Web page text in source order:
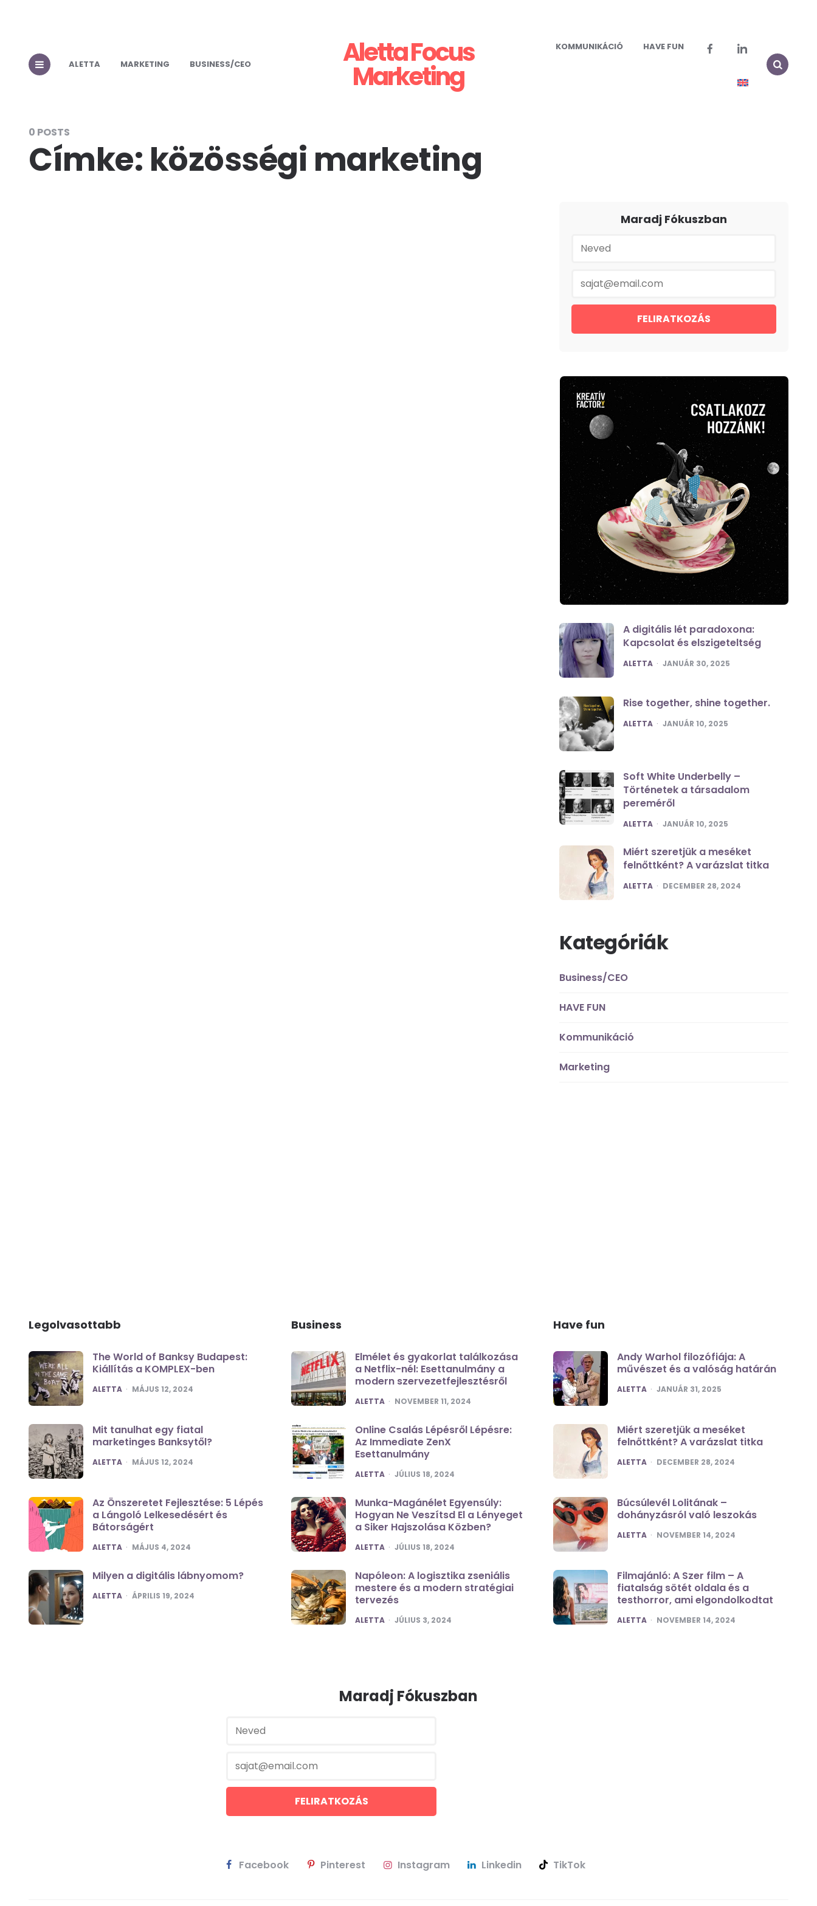
ALETTA MARKETING BUSINESS/CEO Aletta Focus
Marketing
KOMMUNIKÁCIÓ HAVE FUN
0 POSTS
Címke: közösségi marketing
Maradj Fókuszban
A digitális lét paradoxona:
Kapcsolat és elszigeteltség
POSTED
ALETTA JANUÁR 30, 2025
Rise together, shine together.
POSTED
ALETTA JANUÁR 10, 2025
Soft White Underbelly –
Történetek a társadalom
pereméről
POSTED
ALETTA JANUÁR 10, 2025
Miért szeretjük a meséket
felnőttként? A varázslat titka
POSTED
ALETTA DECEMBER 28, 2024
Kategóriák
Business/CEO
HAVE FUN
Kommunikáció
Marketing
Legolvasottabb
The World of Banksy Budapest:
Kiállítás a KOMPLEX-ben
POSTED
ALETTA MÁJUS 12, 2024
Mit tanulhat egy fiatal
marketinges Banksytől?
POSTED
ALETTA MÁJUS 12, 2024
Az Önszeretet Fejlesztése: 5 Lépés
a Lángoló Lelkesedésért és
Bátorságért
POSTED
ALETTA MÁJUS 4, 2024
Milyen a digitális lábnyomom?
POSTED
ALETTA ÁPRILIS 19, 2024
Business
Elmélet és gyakorlat találkozása
a Netflix-nél: Esettanulmány a
modern szervezetfejlesztésről
POSTED
ALETTA NOVEMBER 11, 2024
Online Csalás Lépésről Lépésre:
Az Immediate ZenX
Esettanulmány
POSTED
ALETTA JÚLIUS 18, 2024
Munka-Magánélet Egyensúly:
Hogyan Ne Veszítsd El a Lényeget
a Siker Hajszolása Közben?
POSTED
ALETTA JÚLIUS 18, 2024
Napóleon: A logisztika zseniális
mestere és a modern stratégiai
tervezés
POSTED
ALETTA JÚLIUS 3, 2024
Have fun
Andy Warhol filozófiája: A
művészet és a valóság határán
POSTED
ALETTA JANUÁR 31, 2025
Miért szeretjük a meséket
felnőttként? A varázslat titka
POSTED
ALETTA DECEMBER 28, 2024
Búcsúlevél Lolitának –
dohányzásról való leszokás
POSTED
ALETTA NOVEMBER 14, 2024
Filmajánló: A Szer film – A
fiatalság sötét oldala és a
testhorror, ami elgondolkodtat
POSTED
ALETTA NOVEMBER 14, 2024
Maradj Fókuszban
Facebook Pinterest Instagram Linkedin TikTok